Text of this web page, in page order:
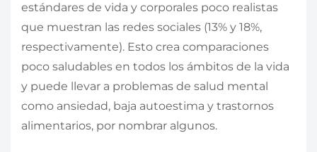
estándares de vida y corporales poco realistas
que muestran las redes sociales (13% y 18%,
respectivamente). Esto crea comparaciones
poco saludables en todos los ámbitos de la vida
y puede llevar a problemas de salud mental
como ansiedad, baja autoestima y trastornos
alimentarios, por nombrar algunos.